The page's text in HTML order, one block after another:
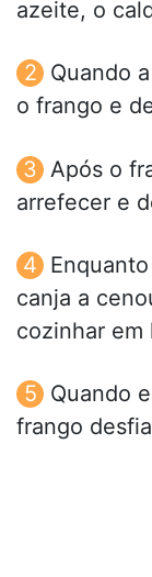
azeite, o
Quando
o frango e
Após o
arrefecer e
canja a
cozinhar em
Quando
frango